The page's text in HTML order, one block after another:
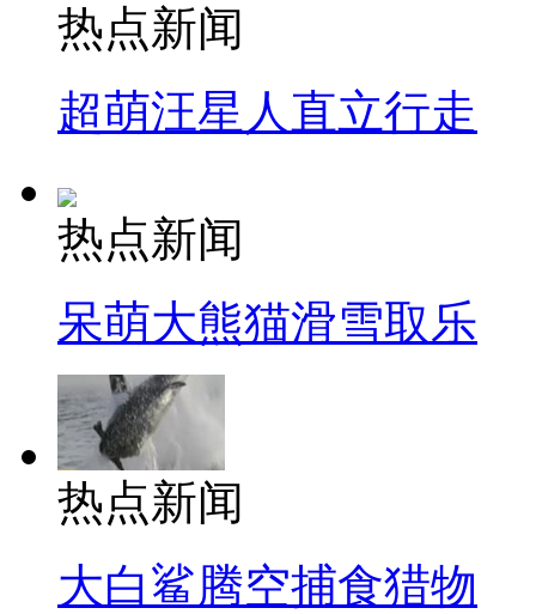
热点新闻
超萌汪星人直立行走
热点新闻
呆萌大熊猫滑雪取乐
热点新闻
大白鲨腾空捕食猎物